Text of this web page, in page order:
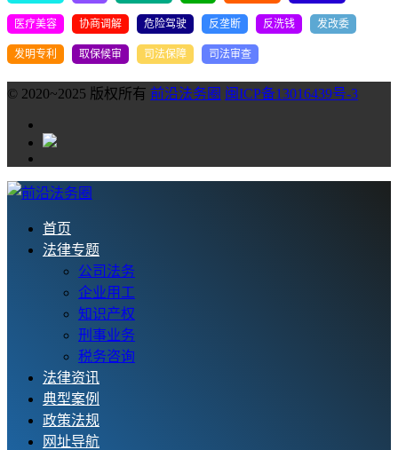
医疗美容 协商调解 危险驾驶 反垄断 反洗钱 发改委
发明专利 取保候审 司法保障 司法审查
© 2020~2025 版权所有 前沿法务圈 闽ICP备13016439号-3
首页
法律专题
公司法务
企业用工
知识产权
刑事业务
税务咨询
法律资讯
典型案例
政策法规
网址导航